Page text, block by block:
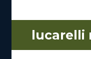
lucarelli